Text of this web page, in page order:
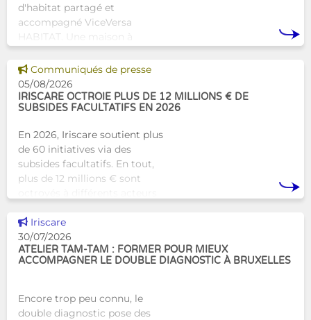
d'habitat partagé et
accompagné ViceVersa
HABITAT. Une maison à
alternative innovante et
humaine aux structures
d’hébergement traditionnel
Voir cette news
Communiqués de presse
05/08/2026
IRISCARE OCTROIE PLUS DE 12 MILLIONS € DE
SUBSIDES FACULTATIFS EN 2026
En 2026, Iriscare soutient plus
de 60 initiatives via des
subsides facultatifs. En tout,
plus de 12 millions € sont
travail au serv
Voir cette news
Iriscare
30/07/2026
ATELIER TAM-TAM : FORMER POUR MIEUX
ACCOMPAGNER LE DOUBLE DIAGNOSTIC À BRUXELLES
Encore trop peu connu, le
double diagnostic pose des